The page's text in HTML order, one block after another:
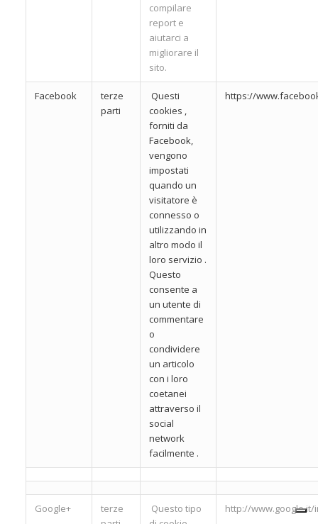
compilare
report e
aiutarci a
migliorare il
sito.
Facebook
terze
parti
Questi
cookies ,
forniti da
Facebook,
vengono
impostati
quando un
visitatore è
connesso o
utilizzando in
altro modo il
loro servizio .
Questo
consente a
un utente di
commentare
o
condividere
un articolo
con i loro
coetanei
attraverso il
social
network
facilmente .
https://
Google+
terze
Questo tipo
http://